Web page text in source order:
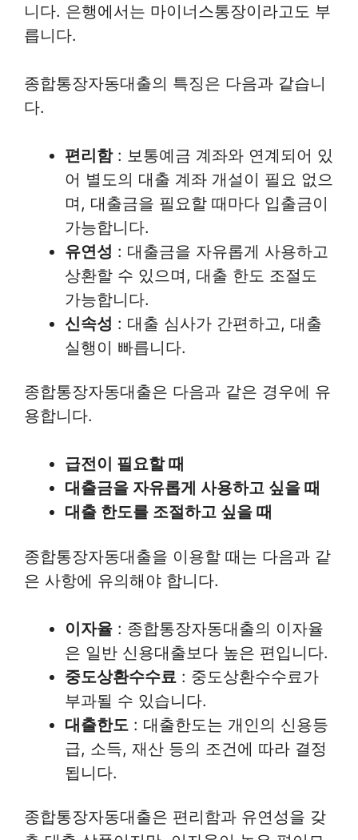
니다. 은행에서는 마이너스통장이라고도 부
릅니다.
종합통장자동대출의 특징은 다음과 같습니
다.
편리함: 보통예금 계좌와 연계되어 있
어 별도의 대출 계좌 개설이 필요 없으
며, 대출금을 필요할 때마다 입출금이
가능합니다.
유연성 : 대출금을 자유롭게 사용하고
상환할 수 있으며, 대출 한도 조절도
가능합니다.
신속성 : 대출 심사가 간편하고, 대출
실행이 빠릅니다.
종합통장자동대출은 다음과 같은 경우에 유
용합니다.
급전이 필요할 때
대출금을 자유롭게 사용하고 싶을 때
대출 한도를 조절하고 싶을 때
종합통장자동대출을 이용할 때는 다음과 같
은 사항에 유의해야 합니다.
이자율 : 종합통장자동대출의 이자율
은 일반 신용대출보다 높은 편입니다.
중도상환수수료 : 중도상환수수료가
부과될 수 있습니다.
대출한도 : 대출한도는 개인의 신용등
급, 소득, 재산 등의 조건에 따라 결정
됩니다.
종합통장자동대출은 편리함과 유연성을 갖